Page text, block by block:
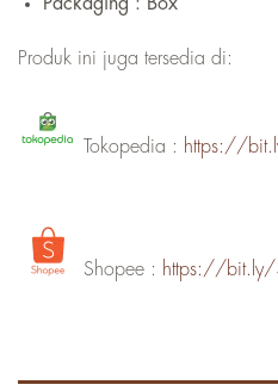
Packaging : Box
Produk ini juga tersedia di:
Tokopedia : https://
Shopee : https://bit.ly/